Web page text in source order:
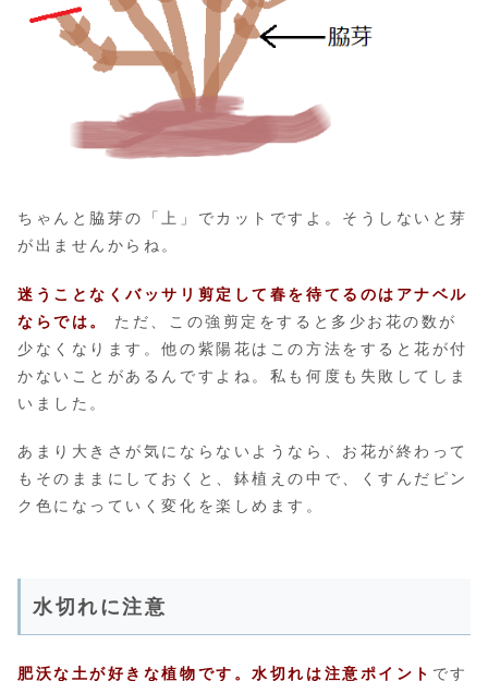
ちゃんと脇芽の「上」でカットですよ。そうしないと芽
が出ませんからね。
迷うことなくバッサリ剪定して春を待てるのはアナベル
ならでは。 ただ、この強剪定をすると多少お花の数が
少なくなります。他の紫陽花はこの方法をすると花が付
かないことがあるんですよね。私も何度も失敗してしま
いました。
あまり大きさが気にならないようなら、お花が終わって
もそのままにしておくと、鉢植えの中で、くすんだピン
ク色になっていく変化を楽しめます。
水切れに注意
肥沃な土が好きな植物です。水切れは注意ポイント です